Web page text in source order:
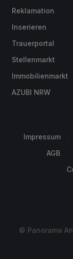
Reklamation
Inserieren
Trauerportal
Stellenmarkt
Immobilienmarkt
AZUBI NRW
Impressum
AGB
© Panorama